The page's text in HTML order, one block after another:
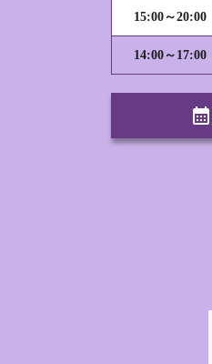
15:00～20:00
14:00～17:00
calendar_month